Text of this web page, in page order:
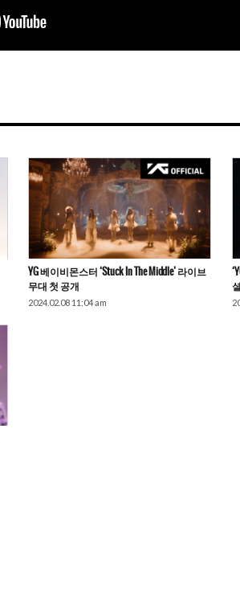
YG 베이비몬스터 ‘Stuck In The Middle’ 라이브
무대 첫 공개
2024.02.08 11:04 am